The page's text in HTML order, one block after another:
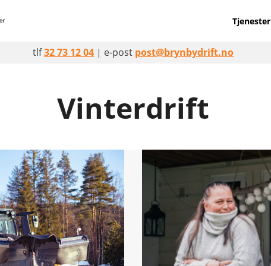
Tjenester
tlf32 73 12 04 | e-post post@brynbydrift.no
Vinterdrift